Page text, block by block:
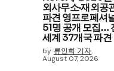
외사무소·재외공
파견 영프로페셔
51명 공개 모집…
세계 37개국 파견
by 류인희 기자
August 07, 2026